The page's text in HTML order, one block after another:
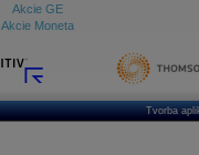
Akcie GE
Akcie Moneta
Tvorba